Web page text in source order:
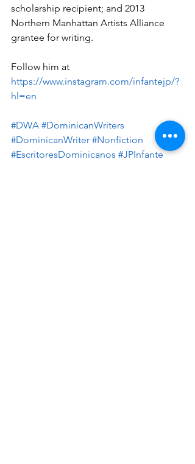
scholarship recipient; and 2013
Northern Manhattan Artists Alliance
grantee for writing.
Follow him at
https://www.instagram.com/infantejp/?
hl=en
#DWA #DominicanWriters
#DominicanWriter #Nonfiction
#EscritoresDominicanos #JPInfante